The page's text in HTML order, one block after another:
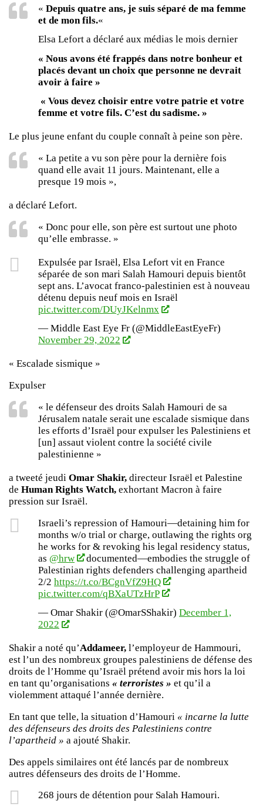
« Depuis quatre ans, je suis séparé de ma femme
et de mon fils.«
Elsa Lefort a déclaré aux médias le mois dernier
« Nous avons été frappés dans notre bonheur et
placés devant un choix que personne ne devrait
avoir à faire »
« Vous devez choisir entre votre patrie et votre
femme et votre fils. C’est du sadisme. »
Le plus jeune enfant du couple connaît à peine son père.
« La petite a vu son père pour la dernière fois
quand elle avait 11 jours. Maintenant, elle a
presque 19 mois »,
a déclaré Lefort.
« Donc pour elle, son père est surtout une photo
qu’elle embrasse. »
Expulsée par Israël, Elsa Lefort vit en France
séparée de son mari Salah Hamouri depuis bientôt
sept ans. L’avocat franco-palestinien est à nouveau
détenu depuis neuf mois en Israël
pic.twitter.com/DUyJKelnmx
— Middle East Eye Fr (@MiddleEastEyeFr)
November 29, 2022
« Escalade sismique »
Expulser
« le défenseur des droits Salah Hamouri de sa
Jérusalem natale serait une escalade sismique dans
les efforts d’Israël pour expulser les Palestiniens et
[un] assaut violent contre la société civile
palestinienne »
a tweeté jeudi Omar Shakir, directeur Israël et Palestine
de Human Rights Watch, exhortant Macron à faire
pression sur Israël.
Israeli’s repression of Hamouri—detaining him for
months w/o trial or charge, outlawing the rights org
he works for & revoking his legal residency status,
as @hrw
documented—embodies the struggle of
Palestinian rights defenders challenging apartheid
2/2 https://t.co/BCgnVfZ9HQ
pic.twitter.com/qBXaUTzHrP
— Omar Shakir (@OmarSShakir) December 1,
2022
Shakir a noté qu’Addameer, l’employeur de Hammouri,
est l’un des nombreux groupes palestiniens de défense des
droits de l’Homme qu’Israël prétend avoir mis hors la loi
en tant qu’organisations « terroristes » et qu’il a
violemment attaqué l’année dernière.
En tant que telle, la situation d’Hamouri « incarne la lutte
des défenseurs des droits des Palestiniens contre
l’apartheid » a ajouté Shakir.
Des appels similaires ont été lancés par de nombreux
autres défenseurs des droits de l’Homme.
268 jours de détention pour Salah Hamouri.